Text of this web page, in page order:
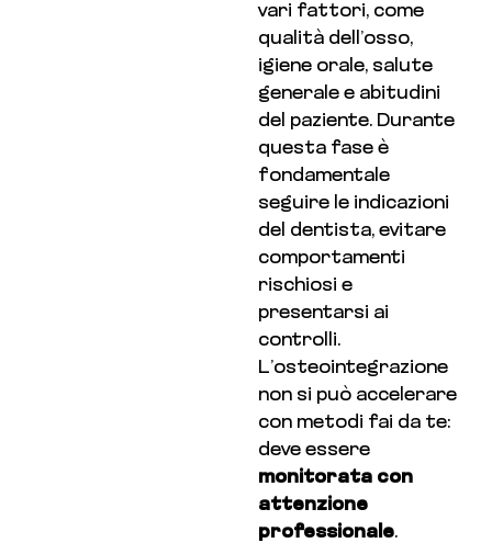
vari fattori, come
qualità dell’osso,
igiene orale, salute
generale e abitudini
del paziente. Durante
questa fase è
fondamentale
seguire le indicazioni
del dentista, evitare
comportamenti
rischiosi e
presentarsi ai
controlli.
L’osteointegrazione
non si può accelerare
con metodi fai da te:
deve essere
monitorata con
attenzione
professionale.